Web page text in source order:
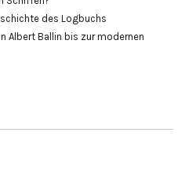
des Logbuchs
Albert Ballin bis zur modernen